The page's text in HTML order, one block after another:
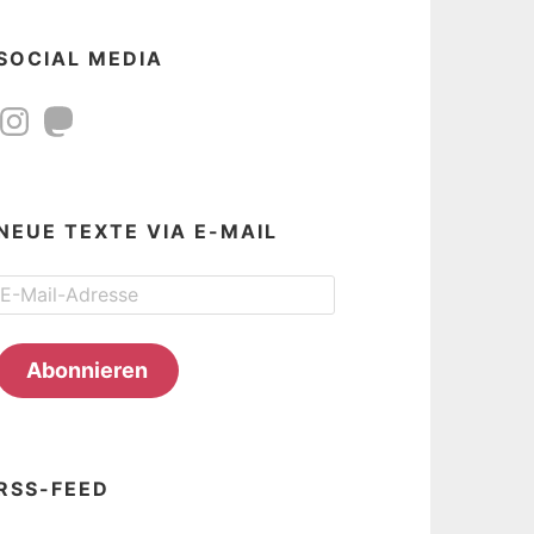
MEDIA
InstagramMastodon
TEXTE VIA E-MAIL
E-
Adresse
Abonnieren
FEED